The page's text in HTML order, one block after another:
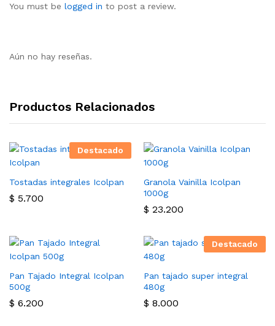
You must be logged in to post a review.
Aún no hay reseñas.
Productos Relacionados
Destacado
Tostadas integrales Icolpan
$ 5.700
Granola Vainilla Icolpan
1000g
$ 23.200
Pan Tajado Integral Icolpan
500g
$ 6.200
Destacado
Pan tajado super integral
480g
$ 8.000